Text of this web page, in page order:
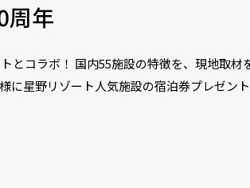
周年
とコラボ！ 国内55施設の特徴を、現地取
に星野リゾート人気施設の宿泊券プレゼン